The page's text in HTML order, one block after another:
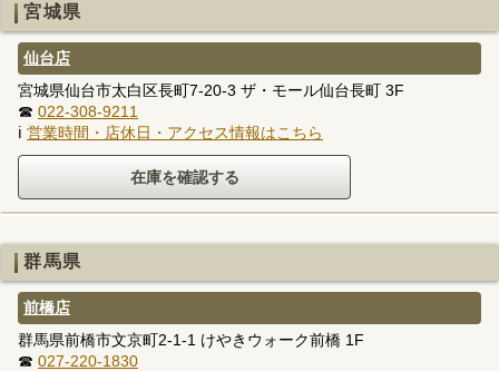
宮城県
仙台店
宮城県仙台市太白区長町7-20-3 ザ・モール仙台長町 3F
☎ 022-308-9211
ℹ 営業時間・店休日・アクセス情報はこちら
群馬県
前橋店
群馬県前橋市文京町2-1-1 けやきウォーク前橋 1F
☎ 027-220-1830